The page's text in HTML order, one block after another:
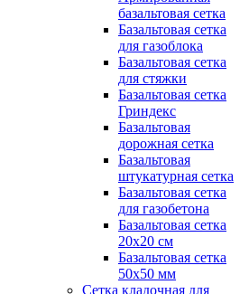
базальтовая сетка
Базальтовая сетка
для газоблока
Базальтовая сетка
для стяжки
Базальтовая сетка
Гриндекс
Базальтовая
дорожная сетка
Базальтовая
штукатурная сетка
Базальтовая сетка
для газобетона
Базальтовая сетка
20x20 см
Базальтовая сетка
50x50 мм
Сетка кладочная для